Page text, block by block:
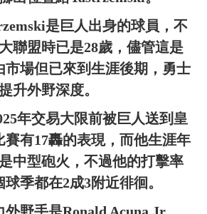
是巨人出身的球員，不
聯盟時已是28歲，儘管這是
市場但已來到生涯後期，勇士
升外野深度。
年交易大限前被巨人送到皇
賽有17轟的表現，而他生涯年
中型砲火，不過他的打擊率
季都在2成3附近徘徊。